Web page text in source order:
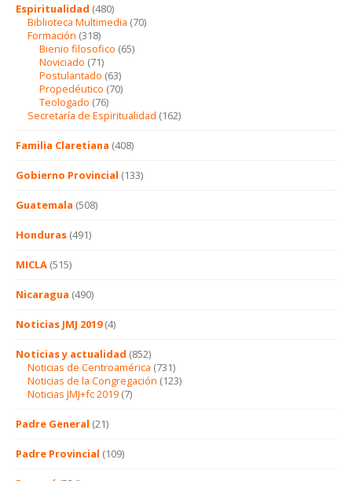
Espiritualidad (480)
Biblioteca Multimedia (70)
Formación (318)
Bienio filosofico (65)
Noviciado (71)
Postulantado (63)
Propedéutico (70)
Teologado (76)
Secretaría de Espiritualidad (162)
Familia Claretiana (408)
Gobierno Provincial (133)
Guatemala (508)
Honduras (491)
MICLA (515)
Nicaragua (490)
Noticias JMJ 2019(4)
Noticias y actualidad (852)
Noticias de Centroamérica (731)
Noticias de la Congregación (123)
Noticias JMJ+fc 2019 (7)
Padre General (21)
Padre Provincial (109)